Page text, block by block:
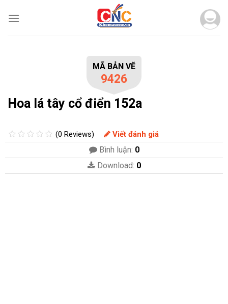
MÃ BẢN VẼ
9426
Hoa lá tây cổ điển 152a
(0 Reviews) Viết đánh giá
Bình luận: 0
Download: 0